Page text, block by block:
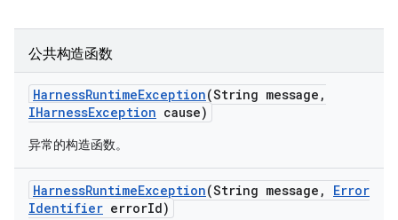
公共构造函数
HarnessRuntimeException(String message ,
IHarnessException cause)
异常的构造函数。
HarnessRuntimeException(String message ,
Error
Identifier errorId)